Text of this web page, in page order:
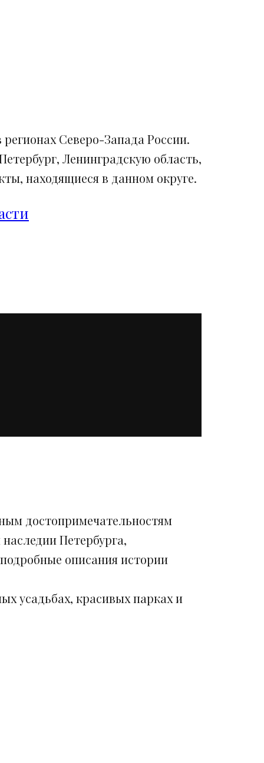
Северо-Запада России.
Ленинградскую область,
находящиеся в данном округе.
достопримечательностям
Петербурга,
описания истории
усадьбах, красивых парках и